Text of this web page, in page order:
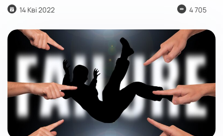
14 Кві 2022 4 705